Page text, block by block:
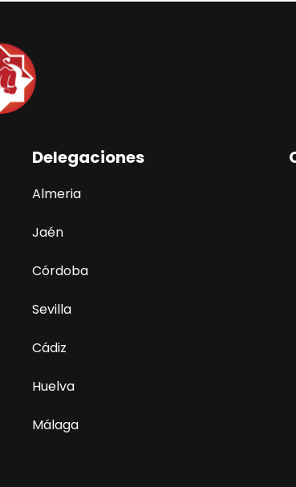
Delegaciones
Almeria
Jaén
Córdoba
Sevilla
Cádiz
Huelva
Málaga